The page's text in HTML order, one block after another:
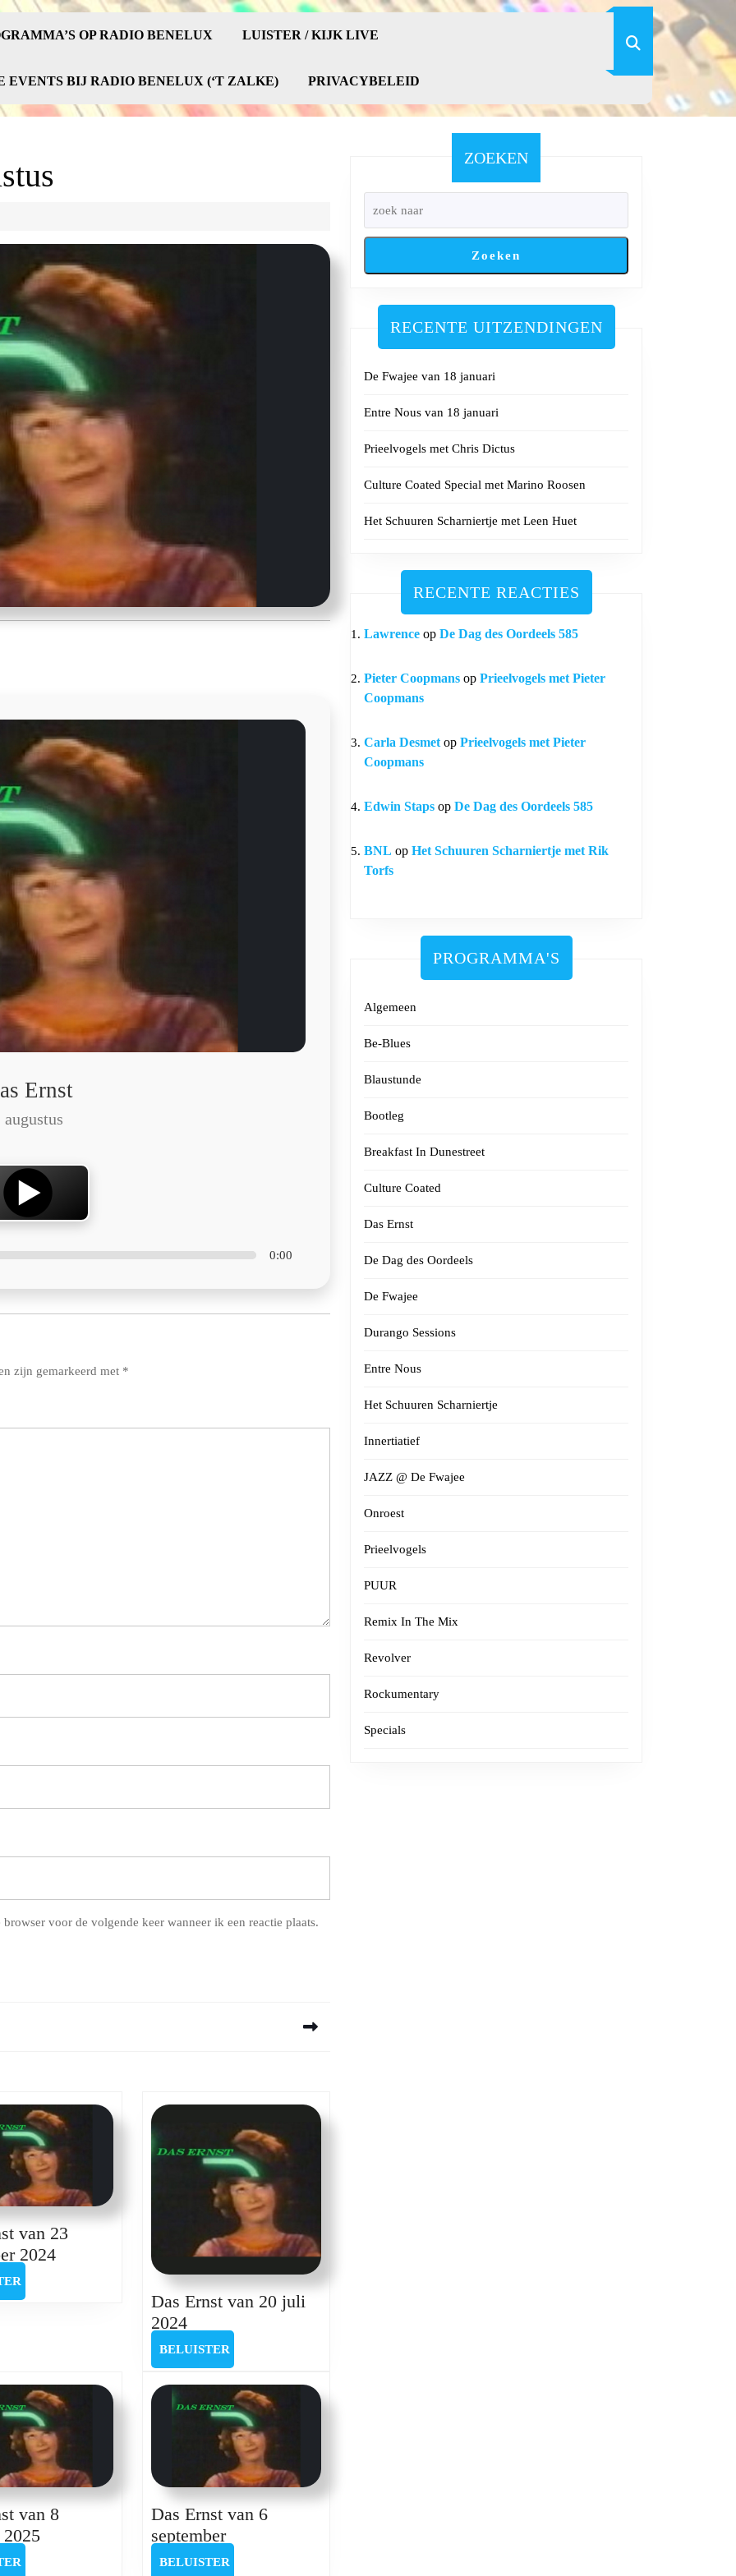
OP RADIO BENELUX LUISTER / KIJK LIVE
EVENTS BIJ RADIO BENELUX (‘T ZALKE) PRIVACYBELEID
Ernst
augustus
0:00
zijn gemarkeerd met *
voor de volgende keer wanneer ik een reactie plaats.
van 23
2024Das
Das Ernst van 20 juli
2024Das
Ernst
van
20
juli
2024
BELUISTERBELUISTER
van 8
Das
Das Ernst van 6
septemberDas
Ernst
BELUISTERBELUISTER
ZOEKEN
Zoeken
RECENTE UITZENDINGEN
De Fwajee van 18 januari
Entre Nous van 18 januari
Prieelvogels met Chris Dictus
Culture Coated Special met Marino Roosen
Het Schuuren Scharniertje met Leen Huet
RECENTE REACTIES
Lawrence op De Dag des Oordeels 585
Pieter Coopmans op Prieelvogels met Pieter
Coopmans
Carla Desmet op Prieelvogels met Pieter
Coopmans
Edwin Staps op De Dag des Oordeels 585
BNL op Het Schuuren Scharniertje met Rik
Torfs
PROGRAMMA'S
Algemeen
Be-Blues
Blaustunde
Bootleg
Breakfast In Dunestreet
Culture Coated
Das Ernst
De Dag des Oordeels
De Fwajee
Durango Sessions
Entre Nous
Het Schuuren Scharniertje
Innertiatief
JAZZ @ De Fwajee
Onroest
Prieelvogels
PUUR
Remix In The Mix
Revolver
Rockumentary
Specials